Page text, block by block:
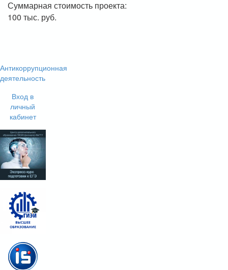
Суммарная стоимость проекта:
100 тыс. руб.
Антикоррупционная
деятельность
Вход в
личный
кабинет